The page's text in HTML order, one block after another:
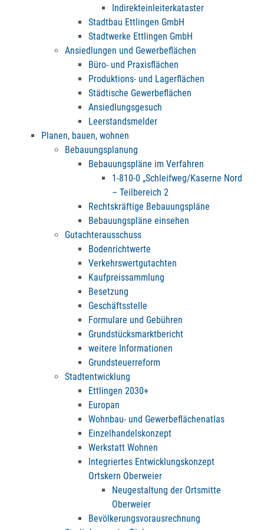
Indirekteinleiterkataster
Stadtbau Ettlingen GmbH
Stadtwerke Ettlingen GmbH
Ansiedlungen und Gewerbeflächen
Büro- und Praxisflächen
Produktions- und Lagerflächen
Städtische Gewerbeflächen
Ansiedlungsgesuch
Leerstandsmelder
Planen, bauen, wohnen
Bebauungsplanung
Bebauungspläne im Verfahren
1-810-0 „Schleifweg/Kaserne Nord
– Teilbereich 2
Rechtskräftige Bebauungspläne
Bebauungspläne einsehen
Gutachterausschuss
Bodenrichtwerte
Verkehrswertgutachten
Kaufpreissammlung
Besetzung
Geschäftsstelle
Formulare und Gebühren
Grundstücksmarktbericht
weitere Informationen
Grundsteuerreform
Stadtentwicklung
Ettlingen 2030+
Europan
Wohnbau- und Gewerbeflächenatlas
Einzelhandelskonzept
Werkstatt Wohnen
Integriertes Entwicklungskonzept
Ortskern Oberweier
Neugestaltung der Ortsmitte
Oberweier
Bevölkerungsvorausrechnung